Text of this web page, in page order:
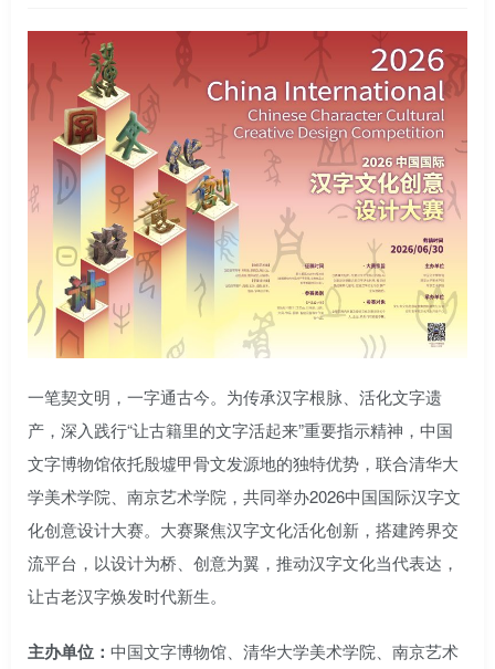
一笔契文明，一字通古今。为传承汉字根脉、活化文字遗
产，深入践行“让古籍里的文字活起来”重要指示精神，中国
文字博物馆依托殷墟甲骨文发源地的独特优势，联合清华大
学美术学院、南京艺术学院，共同举办2026中国国际汉字文
化创意设计大赛。大赛聚焦汉字文化活化创新，搭建跨界交
流平台，以设计为桥、创意为翼，推动汉字文化当代表达，
让古老汉字焕发时代新生。
主办单位： 中国文字博物馆、清华大学美术学院、南京艺术